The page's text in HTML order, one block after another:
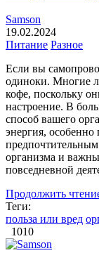
Samson
19.02.2024
Питание Разное
Если вы
одиноки. Многие
кофе, поскольку
настроение. В
способ вашего
энергия, особенно
организма и
повседневной
Продолжить
Теги:
польза или вред
1010